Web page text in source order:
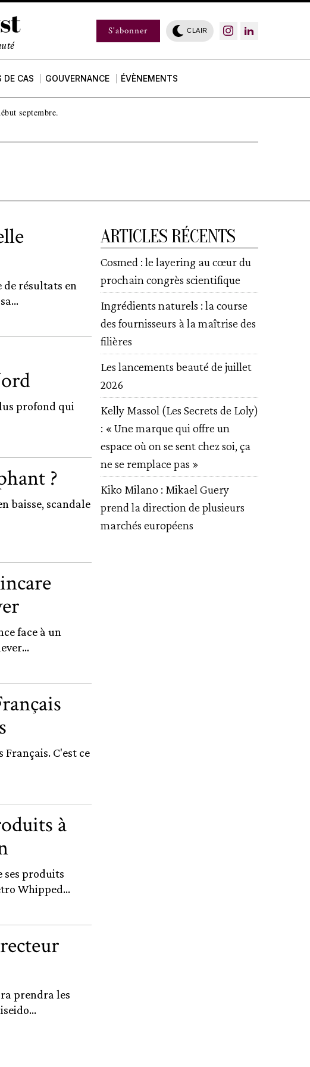
S'abonner CLAIR
DE CAS GOUVERNANCE ÉVÈNEMENTS
septembre.
résultats en
profond qui
?
baisse, scandale
face à un
Français. C'est ce
à
ses produits
Whipped...
prendra les
ARTICLES RÉCENTS
Cosmed : le layering au cœur du
prochain congrès scientifique
Ingrédients naturels : la course
des fournisseurs à la maîtrise des
filières
Les lancements beauté de juillet
2026
Kelly Massol (Les Secrets de Loly)
: « Une marque qui offre un
espace où on se sent chez soi, ça
ne se remplace pas »
Kiko Milano : Mikael Guery
prend la direction de plusieurs
marchés européens